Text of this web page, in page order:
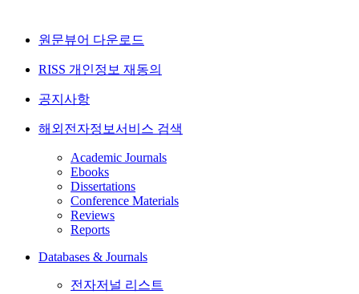
원문뷰어 다운로드
RISS 개인정보 재동의
공지사항
해외전자정보서비스 검색
Academic Journals
Ebooks
Dissertations
Conference Materials
Reviews
Reports
Databases & Journals
전자저널 리스트